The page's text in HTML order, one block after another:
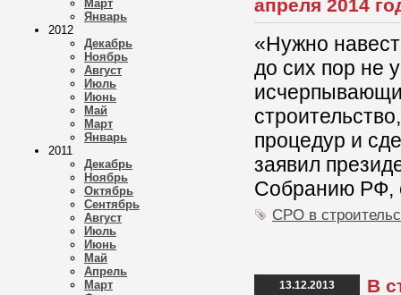
Март
Январь
2012
Декабрь
Ноябрь
Август
Июль
Июнь
Май
Март
Январь
2011
Декабрь
Ноябрь
Октябрь
Сентябрь
Август
Июль
Июнь
Май
Апрель
Март
апреля 2014
«Нужно
до сих пор не
процедур и
заявил
Собранию РФ,
СРО в
13.12.2013 В